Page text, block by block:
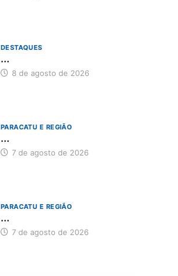
DESTAQUES
...
8 de agosto de 2026
PARACATU E REGIÃO
...
7 de agosto de 2026
PARACATU E REGIÃO
...
7 de agosto de 2026